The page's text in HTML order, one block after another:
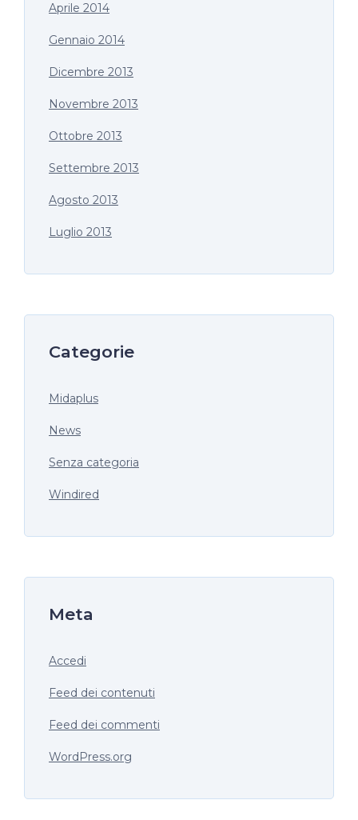
Aprile 2014
Gennaio 2014
Dicembre 2013
Novembre 2013
Ottobre 2013
Settembre 2013
Agosto 2013
Luglio 2013
Categorie
Midaplus
News
Senza categoria
Windired
Meta
Accedi
Feed dei contenuti
Feed dei commenti
WordPress.org